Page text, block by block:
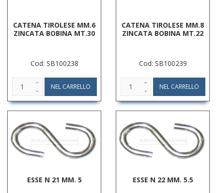
CATENA TIROLESE MM.6
ZINCATA BOBINA MT.30
Cod: SB100238
CATENA TIROLESE MM.8
ZINCATA BOBINA MT.22
Cod: SB100239
ESSE N 21 MM. 5 ESSE N 22 MM. 5.5